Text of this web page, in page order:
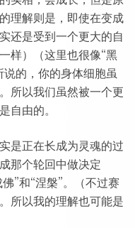
理解则是，即使在变成
还是受到一个更大的自
样）（这里也很像“黑
的，你的身体细胞虽
所以我们虽然被一个更
自由的。
是正在长成为灵魂的过
那个轮回中做决定
”和“涅槃”。（不过赛
所以我的理解也可能是